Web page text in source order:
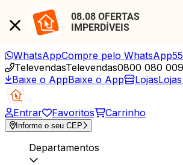
08.08 OFERTAS
IMPERDÍVEIS
WhatsAppCompre pelo WhatsApp
TelevendasTelevendas0800 080
Baixe o AppBaixe o App Lojas
Entrar Favoritos Carrinho
Informe o seu CEP
Departamentos